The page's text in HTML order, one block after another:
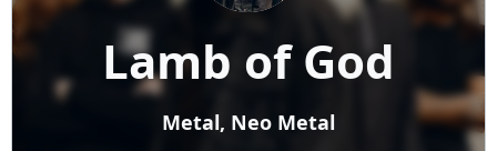
Lamb of God
Metal, Neo Metal